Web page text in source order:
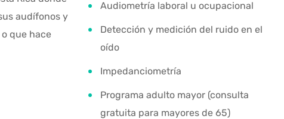
audífonos y
que hace
Audiometría laboral u ocupacional
Detección y medición del ruido en el
oído
Impedanciometría
Programa adulto mayor (consulta
gratuita para mayores de 65)